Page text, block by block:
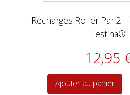
Recharges Roller Par 2
Festina®
12,95
Ajouter au panier